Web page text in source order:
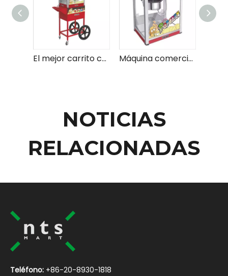
El mejor carrito comercial de palomitas de maíz de 8 OZ a la venta Máquina comercial de alta calidad para hacer palomitas de maíz a la venta
NOTICIAS
RELACIONADAS
Teléfono: +86-20-8930-1818